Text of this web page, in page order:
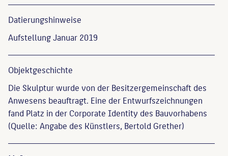
Datierungs­hinweise
Aufstellung Januar 2019
Objekt­geschichte
Die Skulptur wurde von der Besitzergemeinschaft des
Anwesens beauftragt. Eine der Entwurfszeichnungen
fand Platz in der Corporate Identity des Bauvorhabens
(Quelle: Angabe des Künstlers, Bertold Grether)